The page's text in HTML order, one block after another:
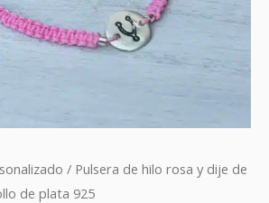
/ Pulsera de hilo rosa y dije de
de plata 925